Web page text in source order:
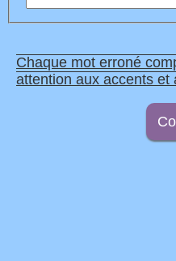
Chaque mot erroné
attention aux accents et